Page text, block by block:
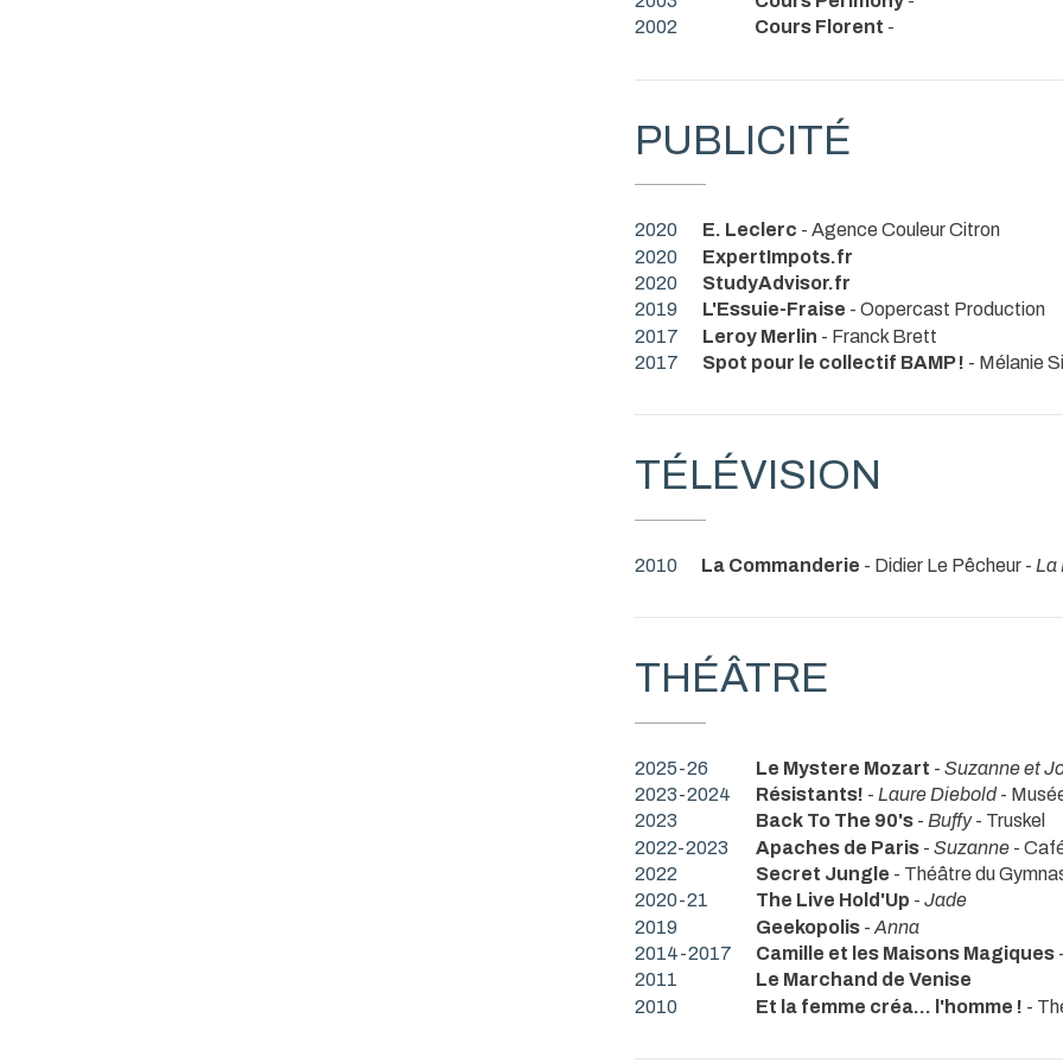
2002
Cours Florent -
PUBLICITÉ
2020 E. Leclerc - Agence Couleur Citron
2020
ExpertImpots.fr
2020
StudyAdvisor.fr
2019
L'Essuie-Fraise - Oopercast Production
2017
Leroy Merlin - Franck Brett
2017
Spot pour le collectif BAMP ! - Mélanie
TÉLÉVISION
2010 La Commanderie - Didier Le Pêcheur - La
THÉÂTRE
2025-26 Le Mystere Mozart - Suzanne et
2023-2024
Résistants! - Laure Diebold-
2023
Back To The 90's - Buffy- Truskel
2022-2023
Apaches de Paris - Suzanne -
2022
Secret Jungle - Théâtre du
2020-21
The Live Hold'Up - Jade
2019
Geekopolis - Anna
2014-2017
Camille et les Maisons Magiques -
2011
Le Marchand de Venise
2010
Et la femme créa... l'homme ! -